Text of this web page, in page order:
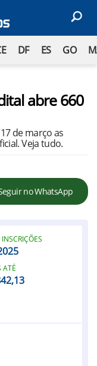
DF ES GO
abre 660
de março as
Veja tudo.
no WhatsApp
ATÉ